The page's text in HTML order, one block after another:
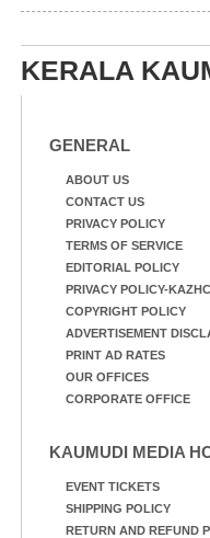
ക്കുരുക്ക്
KERALA
GENERAL
ABOUT US
CONTACT US
PRIVACY POLICY
TERMS OF SERVICE
EDITORIAL POLICY
PRIVACY POLICY-
COPYRIGHT POLICY
ADVERTISEMENT
PRINT AD RATES
OUR OFFICES
CORPORATE OFFICE
KAUMUDI MEDIA
EVENT TICKETS
SHIPPING POLICY
RETURN AND REFUND